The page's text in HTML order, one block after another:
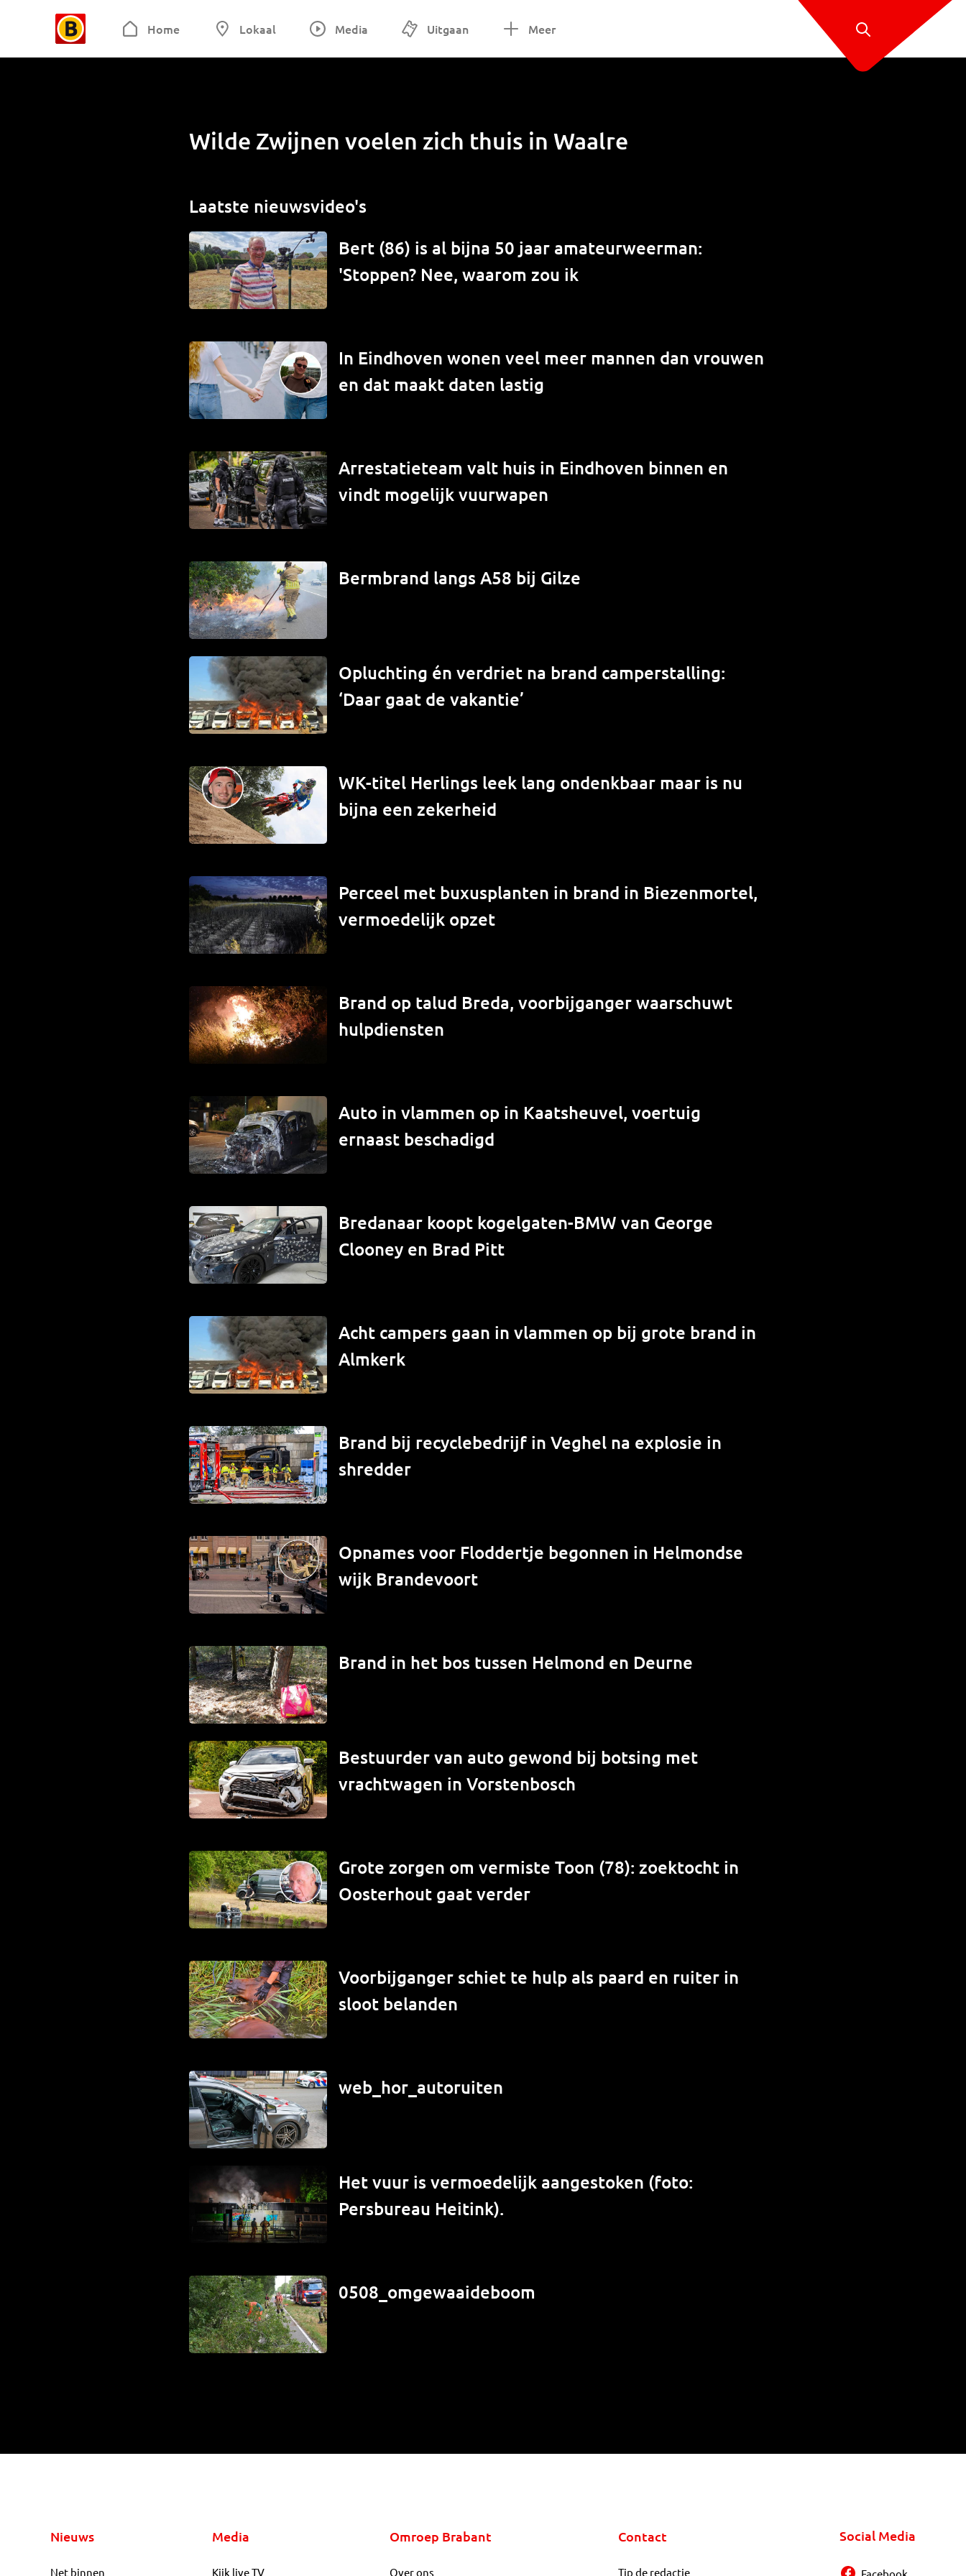
Home Lokaal Media Uitgaan Meer
Wilde Zwijnen voelen zich thuis in Waalre
Laatste nieuwsvideo's
Bert (86) is al bijna 50 jaar amateurweerman:
'Stoppen? Nee, waarom zou ik
In Eindhoven wonen veel meer mannen dan vrouwen
en dat maakt daten lastig
Arrestatieteam valt huis in Eindhoven binnen en
vindt mogelijk vuurwapen
Bermbrand langs A58 bij Gilze
Opluchting én verdriet na brand camperstalling:
‘Daar gaat de vakantie’
WK-titel Herlings leek lang ondenkbaar maar is nu
bijna een zekerheid
Perceel met buxusplanten in brand in Biezenmortel,
vermoedelijk opzet
Brand op talud Breda, voorbijganger waarschuwt
hulpdiensten
Auto in vlammen op in Kaatsheuvel, voertuig
ernaast beschadigd
Bredanaar koopt kogelgaten-BMW van George
Clooney en Brad Pitt
Acht campers gaan in vlammen op bij grote brand in
Almkerk
Brand bij recyclebedrijf in Veghel na explosie in
shredder
Opnames voor Floddertje begonnen in Helmondse
wijk Brandevoort
Brand in het bos tussen Helmond en Deurne
Bestuurder van auto gewond bij botsing met
vrachtwagen in Vorstenbosch
Grote zorgen om vermiste Toon (78): zoektocht in
Oosterhout gaat verder
Voorbijganger schiet te hulp als paard en ruiter in
sloot belanden
web_hor_autoruiten
Het vuur is vermoedelijk aangestoken (foto:
Persbureau Heitink).
0508_omgewaaideboom
Nieuws
Net binnen
Media
Kijk live TV
Omroep Brabant
Over ons
Contact
Tip de redactie
Social Media